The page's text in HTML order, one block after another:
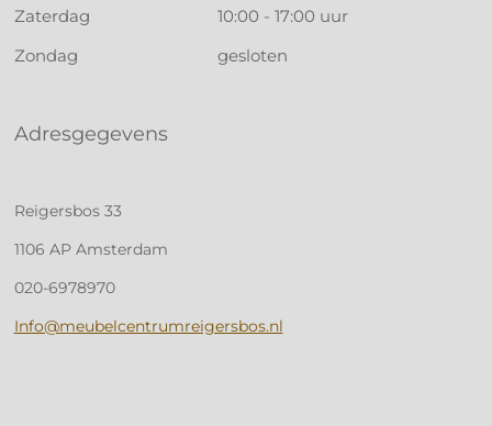
Zaterdag
10:00 - 17:00 uur
Zondag
gesloten
Adresgegevens
Reigersbos 33
1106 AP Amsterdam
020-6978970
Info@meubelcentrumreigersbos.nl